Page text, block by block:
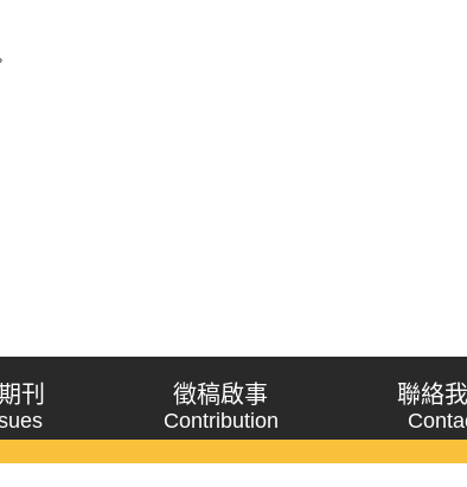
刊 徵稿啟事
Contribution
聯絡